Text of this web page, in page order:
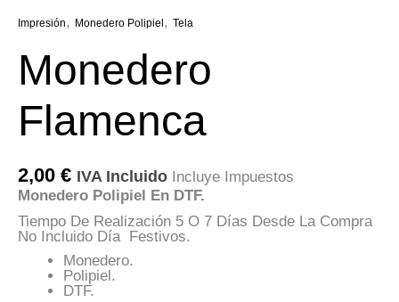
Impresión, Monedero Polipiel , Tela
Monedero
Flamenca
2,00 € IVA Incluido Incluye Impuestos
Monedero Polipiel En DTF.
Tiempo De Realización 5 O 7 Días Desde La Compra
No Incluido Día Festivos.
Monedero.
Polipiel.
DTF.